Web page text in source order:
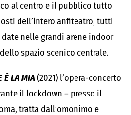
al centro e il pubblico tutto
dell’intero anfiteatro, tutti
nelle grandi arene indoor
spazio scenico centrale.
È LA MIA(2021) l’opera-concerto
il lockdown – presso il
tratta dall’omonimo e